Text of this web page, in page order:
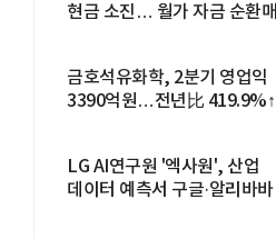
현금 소진… 월가 자금 순환매
금호석유화학, 2분기 영업익
3390억원…전년比 419.9%↑
LG AI연구원 '엑사원', 산업
데이터 예측서 구글·알리바바